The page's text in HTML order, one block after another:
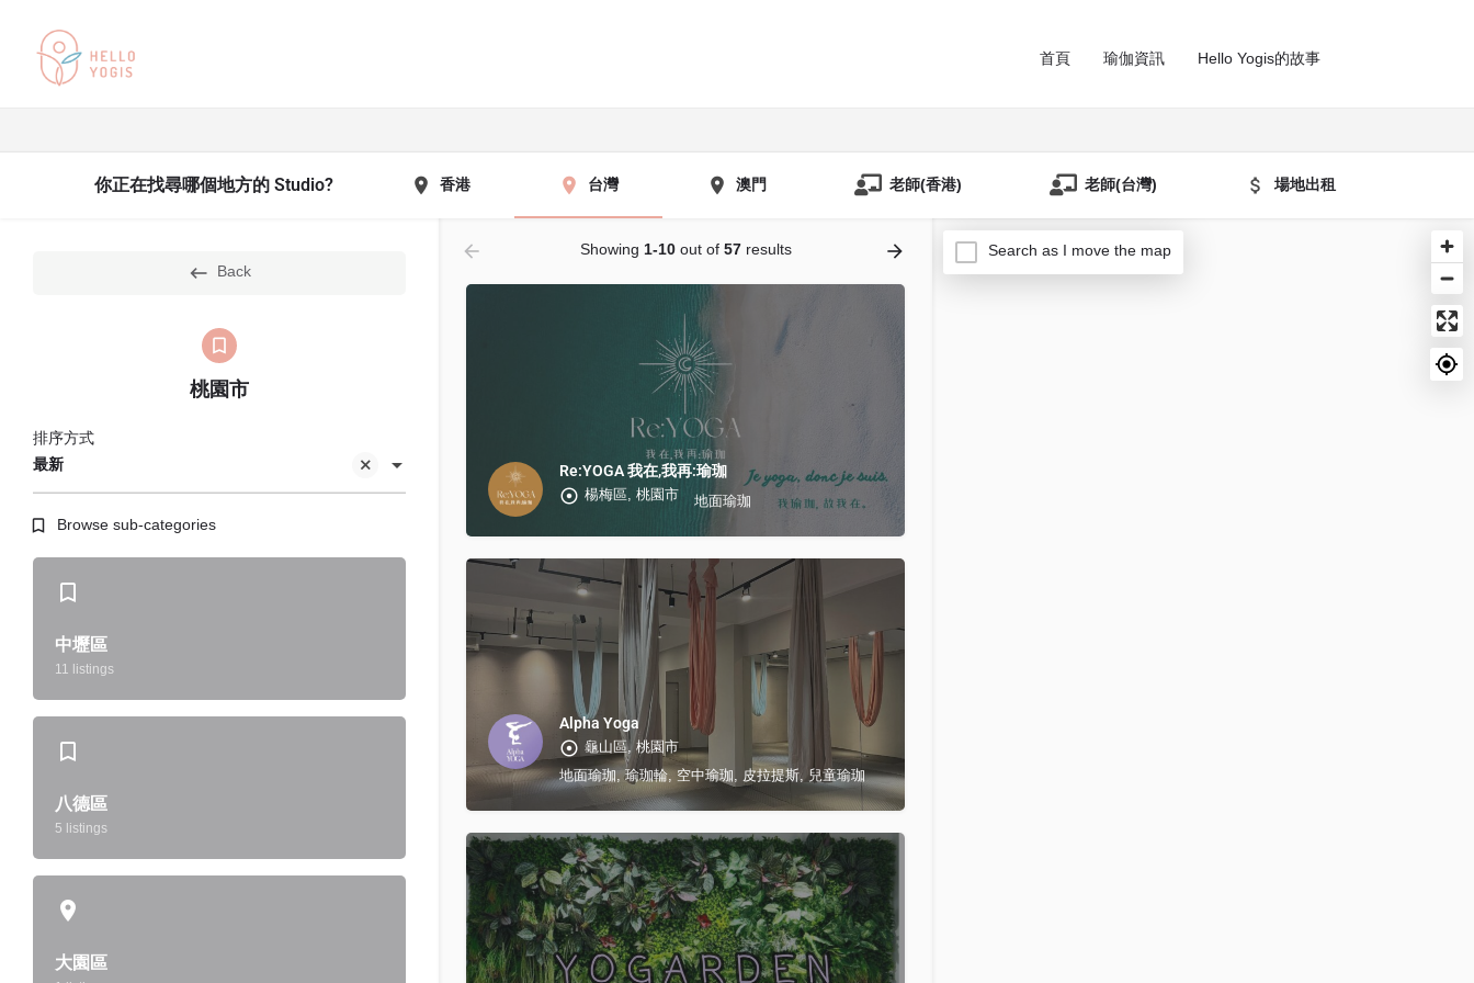
首頁 瑜伽資訊 Hello Yogis的故事
你正在找尋哪個地方的 Studio? 香港 台灣 澳門 老師(香港) 老師(台灣) 場地出租
Back
桃園市
最新
排序方式
Browse sub-categories
中壢區
11 listings
八德區
5 listings
大園區
Showing 1-10out of 57results
Re:YOGA 我在,我再:瑜珈
楊梅區, 桃園市 地面瑜珈
Alpha Yoga
龜山區, 桃園市
地面瑜珈, 瑜珈輪, 空中瑜珈, 皮拉提斯, 兒童瑜珈
Search as I move the map